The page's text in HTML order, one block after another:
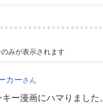
みが表示されます
カーさん
ー漫画にハマりました。